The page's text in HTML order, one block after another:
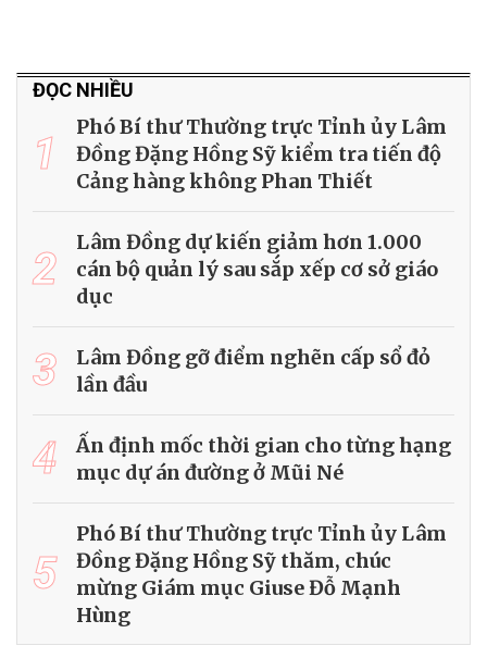
ĐỌC NHIỀU
1
Phó Bí thư Thường trực Tỉnh ủy Lâm
Đồng Đặng Hồng Sỹ kiểm tra tiến độ
Cảng hàng không Phan Thiết
2
Lâm Đồng dự kiến giảm hơn 1.000
cán bộ quản lý sau sắp xếp cơ sở giáo
dục
3
Lâm Đồng gỡ điểm nghẽn cấp sổ đỏ
lần đầu
4
Ấn định mốc thời gian cho từng hạng
mục dự án đường ở Mũi Né
5
Phó Bí thư Thường trực Tỉnh ủy Lâm
Đồng Đặng Hồng Sỹ thăm, chúc
mừng Giám mục Giuse Đỗ Mạnh
Hùng